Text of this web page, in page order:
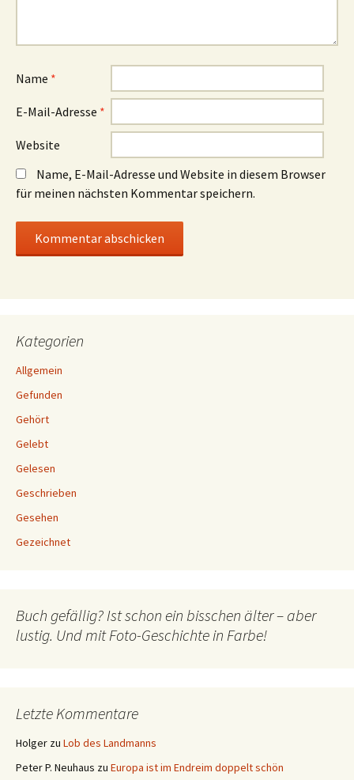
Name *
E-Mail-Adresse *
Website
Name, E-Mail-Adresse und Website in diesem Browser
für meinen nächsten Kommentar speichern.
Kategorien
Allgemein
Gefunden
Gehört
Gelebt
Gelesen
Geschrieben
Gesehen
Gezeichnet
Buch gefällig? Ist schon ein bisschen älter – aber
lustig. Und mit Foto-Geschichte in Farbe!
Letzte Kommentare
Holger zu Lob des Landmanns
Peter P. Neuhaus zu Europa ist im Endreim doppelt schön